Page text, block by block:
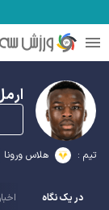
تیم : هلاس ورونا
در یک نگاه اخبار